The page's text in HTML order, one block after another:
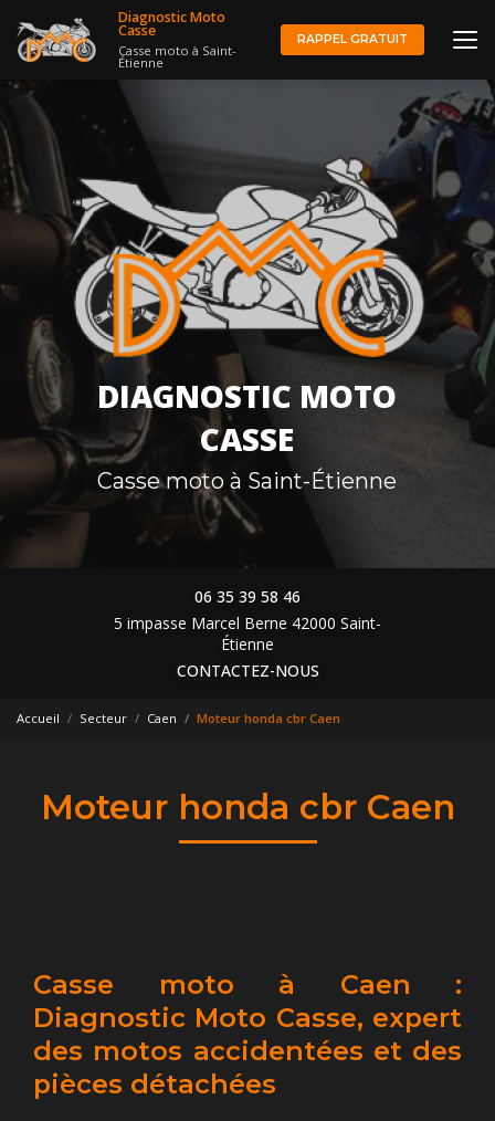
au
contenu
Diagnostic Moto
Casse
Casse moto à Saint-
Étienne
RAPPEL GRATUIT
DIAGNOSTIC MOTO
CASSE
Casse moto à Saint-Étienne
06 35 39 58 46
5 impasse Marcel Berne 42000 Saint-
Étienne
CONTACTEZ-NOUS
Accueil Secteur Caen Moteur honda cbr Caen
Moteur honda cbr Caen
Casse moto à Caen :
Diagnostic Moto Casse, expert
des motos accidentées et des
pièces détachées